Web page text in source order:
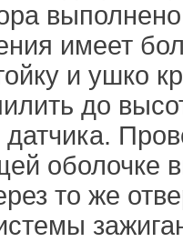
имеет
и ушко
до
оболочке
то же